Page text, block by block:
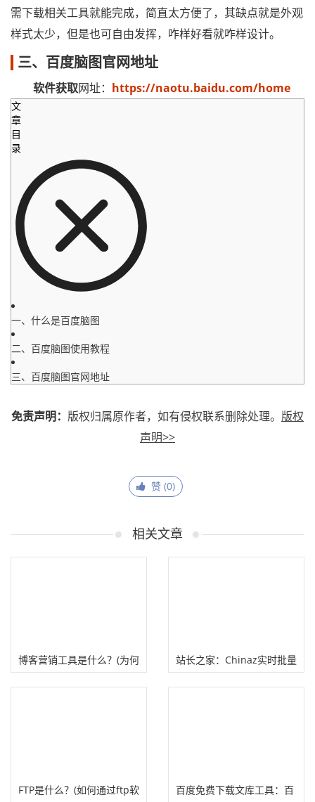
需下载相关工具就能完成，简直太方便了，其缺点就是外观
样式太少，但是也可自由发挥，咋样好看就咋样设计。
三、百度脑图官网地址
软件获取网址： https://naotu.baidu.com/home
文
章
目
录
一、什么是百度脑图
二、百度脑图使用教程
三、百度脑图官网地址
免责声明： 版权归属原作者，如有侵权联系删除处理。 版权
声明>>
赞 (0)
相关文章
博客营销工具是什么？(为何
要重视博客工具？）
站长之家：Chinaz实时批量
查询网站数据工具
​FTP是什么？(如何通过ftp软 百度免费下载文库工具：百